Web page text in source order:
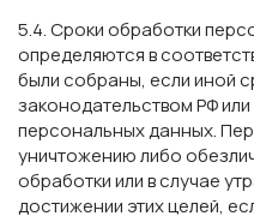
5.4. Сроки обработки
определяются в
были собраны, если иной
законодательством РФ
персональных данных.
уничтожению либо
обработки или в случае
достижении этих целей,